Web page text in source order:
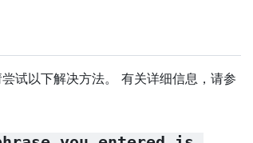
试以下解决方法。 有关详细信息，请参